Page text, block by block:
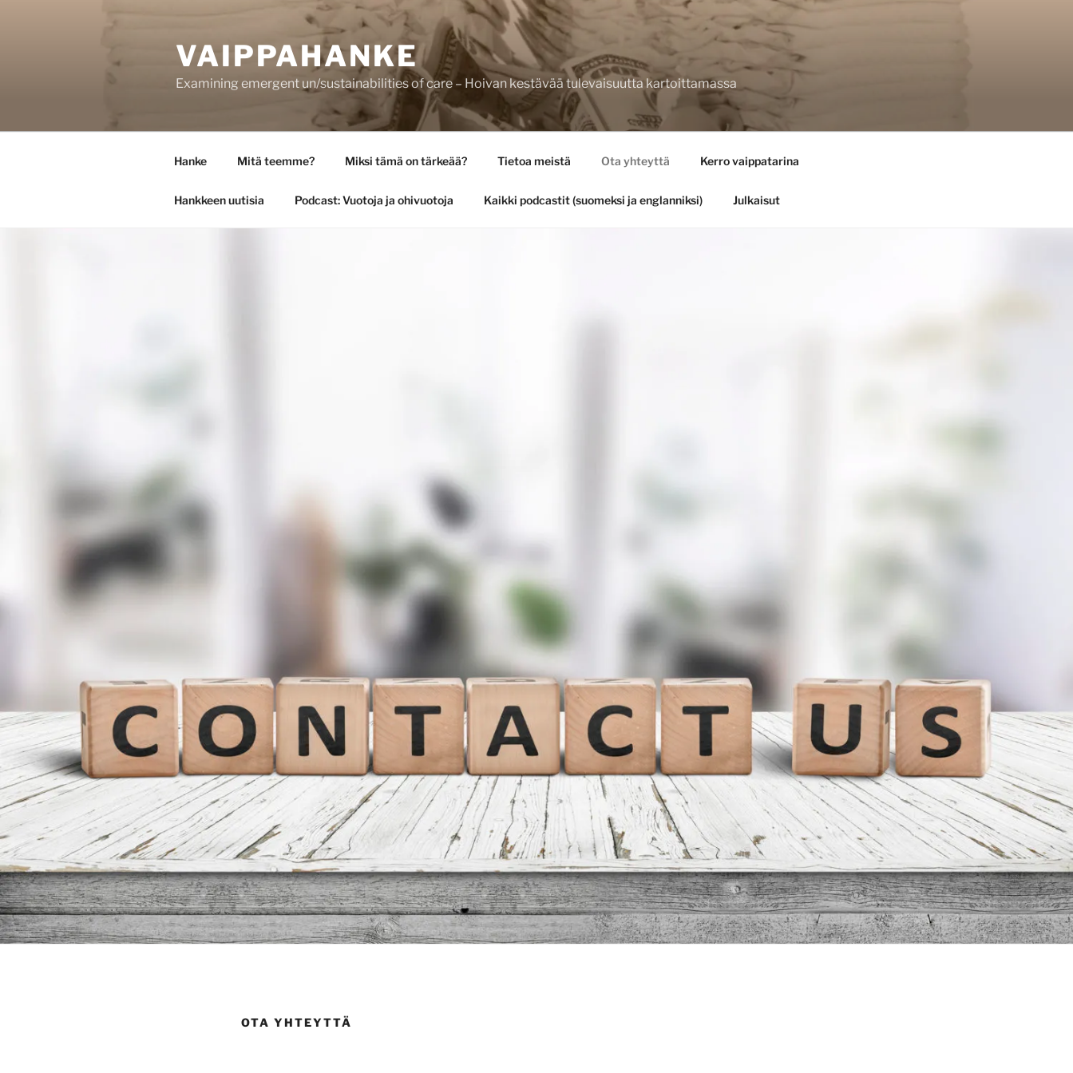
VAIPPAHANKE
Examining emergent un/sustainabilities of care – Hoivan kestävää tulevaisuutta kartoittamassa
Hanke Mitä teemme? Miksi tämä on tärkeää? Tietoa meistä Ota yhteyttä Kerro vaippatarina
Hankkeen uutisia Podcast: Vuotoja ja ohivuotoja Kaikki podcastit (suomeksi ja englanniksi) Julkaisut
OTA YHTEYTTÄ